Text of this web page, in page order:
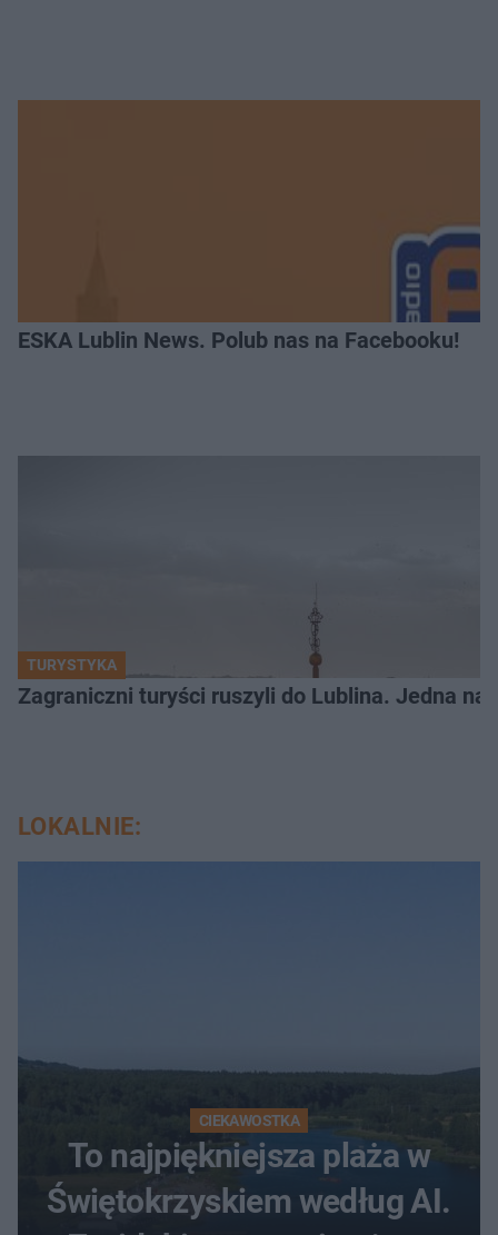
ESKA Lublin News. Polub nas na Facebooku!
TURYSTYKA
Zagraniczni turyści ruszyli do Lublina. Jedna
LOKALNIE:
CIEKAWOSTKA
To najpiękniejsza plaża w
Świętokrzyskiem według AI.